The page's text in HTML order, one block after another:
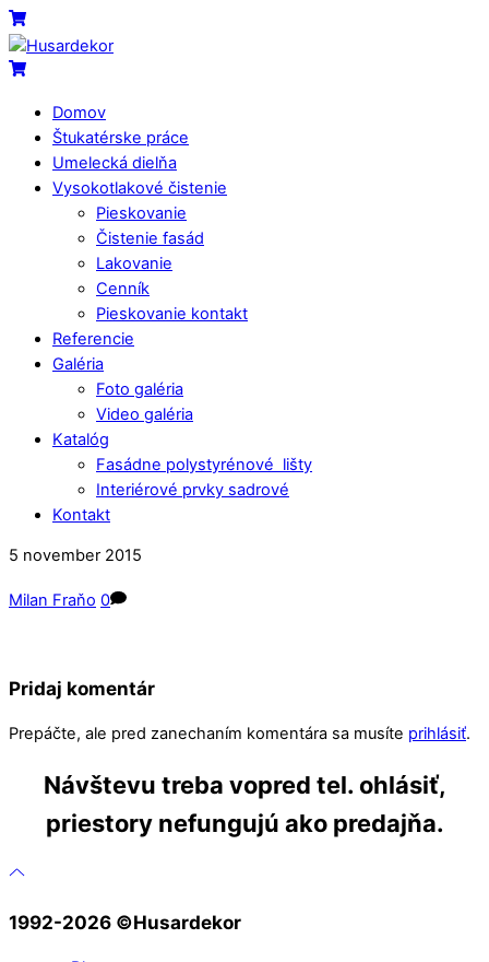
Skip
to
content
Menu
Cart
Cart
Domov
Štukatérske práce
Umelecká dielňa
Vysokotlakové čistenie
Pieskovanie
Čistenie fasád
Lakovanie
Cenník
Pieskovanie kontakt
Referencie
Galéria
Foto galéria
Video galéria
Katalóg
Fasádne polystyrénové lišty
Interiérové prvky sadrové
Kontakt
Close
Close
5 november 2015
Milan Fraňo 0
Pridaj komentár
Prepáčte, ale pred zanechaním komentára sa musíte prihlásiť.
Návštevu treba vopred tel. ohlásiť,
priestory nefungujú ako predajňa.
1992-2026 ©️Husardekor